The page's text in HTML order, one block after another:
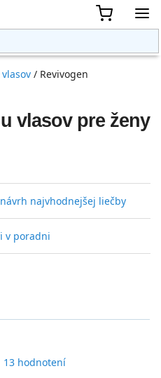
/ Revivogen
vlasov pre ženy
najvhodnejšej liečby
v poradni
13 hodnotení